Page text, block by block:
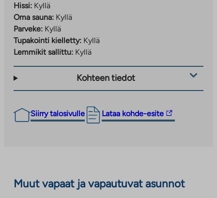
Hissi: Kyllä
Oma sauna: Kyllä
Parveke: Kyllä
Tupakointi kielletty: Kyllä
Lemmikit sallittu: Kyllä
Kohteen tiedot
Siirry talosivulle Lataa kohde-esite
Linkki
vie
uuteen
Muut vapaat ja vapautuvat asunnot